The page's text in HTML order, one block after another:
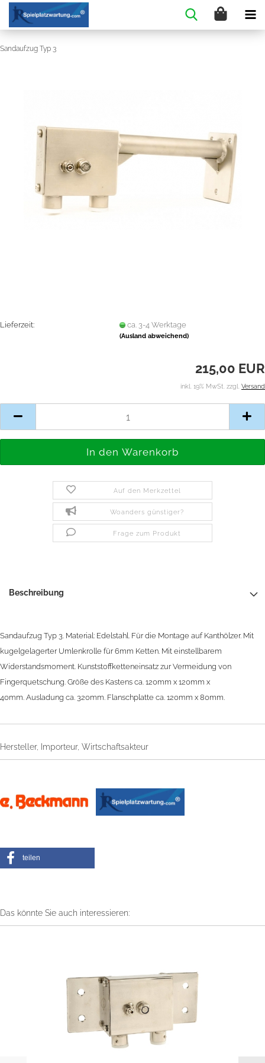
Sandaufzug Typ 3
Lieferzeit: ca. 3-4 Werktage
(Ausland abweichend)
215,00 EUR
inkl. 19% MwSt. zzgl. Versand
Auf den Merkzettel
Woanders günstiger?
Frage zum Produkt
Beschreibung
Sandaufzug Typ 3. Material: Edelstahl. Für die Montage auf Kanthölzer. Mit
kugelgelagerter Umlenkrolle für 6mm Ketten. Mit einstellbarem
Widerstandsmoment. Kunststoffketteneinsatz zur Vermeidung von
Fingerquetschung. Größe des Kastens ca. 120mm x 120mm x
40mm. Ausladung ca. 320mm. Flanschplatte ca. 120mm x 80mm.
Hersteller, Importeur, Wirtschaftsakteur
teilen
Das könnte Sie auch interessieren: